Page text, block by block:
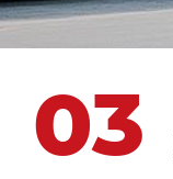
03